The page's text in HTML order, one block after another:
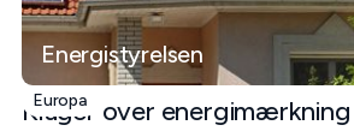
Energistyrelsen
Europa
Klager over energimærkning